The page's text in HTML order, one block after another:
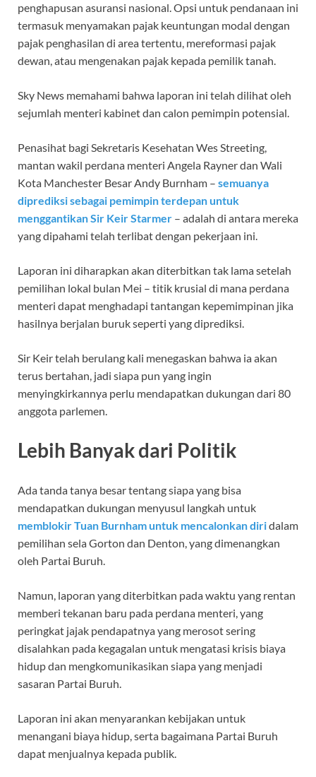
penghapusan asuransi nasional. Opsi untuk pendanaan ini
termasuk menyamakan pajak keuntungan modal dengan
pajak penghasilan di area tertentu, mereformasi pajak
dewan, atau mengenakan pajak kepada pemilik tanah.
Sky News memahami bahwa laporan ini telah dilihat oleh
sejumlah menteri kabinet dan calon pemimpin potensial.
Penasihat bagi Sekretaris Kesehatan Wes Streeting,
mantan wakil perdana menteri Angela Rayner dan Wali
Kota Manchester Besar Andy Burnham – semuanya
diprediksi sebagai pemimpin terdepan untuk
menggantikan Sir Keir Starmer – adalah di antara mereka
yang dipahami telah terlibat dengan pekerjaan ini.
Laporan ini diharapkan akan diterbitkan tak lama setelah
pemilihan lokal bulan Mei – titik krusial di mana perdana
menteri dapat menghadapi tantangan kepemimpinan jika
hasilnya berjalan buruk seperti yang diprediksi.
Sir Keir telah berulang kali menegaskan bahwa ia akan
terus bertahan, jadi siapa pun yang ingin
menyingkirkannya perlu mendapatkan dukungan dari 80
anggota parlemen.
Lebih Banyak dari Politik
Ada tanda tanya besar tentang siapa yang bisa
mendapatkan dukungan menyusul langkah untuk
memblokir Tuan Burnham untuk mencalonkan diridalam
pemilihan sela Gorton dan Denton, yang dimenangkan
oleh Partai Buruh.
Namun, laporan yang diterbitkan pada waktu yang rentan
memberi tekanan baru pada perdana menteri, yang
peringkat jajak pendapatnya yang merosot sering
disalahkan pada kegagalan untuk mengatasi krisis biaya
hidup dan mengkomunikasikan siapa yang menjadi
sasaran Partai Buruh.
Laporan ini akan menyarankan kebijakan untuk
menangani biaya hidup, serta bagaimana Partai Buruh
dapat menjualnya kepada publik.